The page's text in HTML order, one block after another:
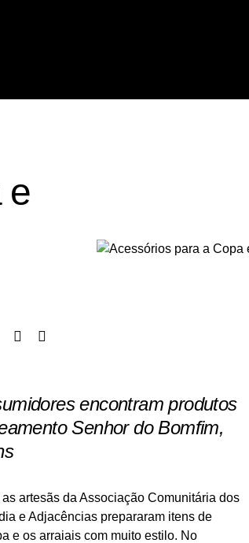
e
encontram produtos
Senhor do Bomfim,
artesãs da Associação Comunitária dos
e Adjacências prepararam itens de
e os arraiais com muito estilo. No